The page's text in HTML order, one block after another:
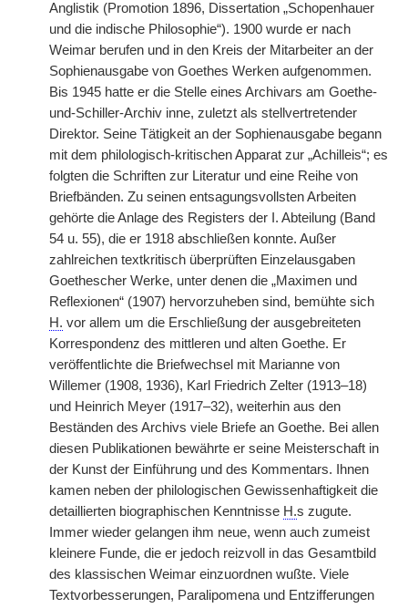
Anglistik (Promotion 1896, Dissertation „Schopenhauer
und die indische Philosophie“). 1900 wurde er nach
Weimar berufen und in den Kreis der Mitarbeiter an der
Sophienausgabe von Goethes Werken aufgenommen.
Bis 1945 hatte er die Stelle eines Archivars am Goethe-
und-Schiller-Archiv inne, zuletzt als stellvertretender
Direktor. Seine Tätigkeit an der Sophienausgabe begann
mit dem philologisch-kritischen Apparat zur „Achilleis“; es
folgten die Schriften zur Literatur und eine Reihe von
Briefbänden. Zu seinen entsagungsvollsten Arbeiten
gehörte die Anlage des Registers der I. Abteilung (Band
54 u. 55), die er 1918 abschließen konnte. Außer
zahlreichen textkritisch überprüften Einzelausgaben
Goethescher Werke, unter denen die „Maximen und
Reflexionen“ (1907) hervorzuheben sind, bemühte sich
H. vor allem um die Erschließung der ausgebreiteten
Korrespondenz des mittleren und alten Goethe. Er
veröffentlichte die Briefwechsel mit Marianne von
Willemer (1908, 1936), Karl Friedrich Zelter (1913–18)
und Heinrich Meyer (1917–32), weiterhin aus den
Beständen des Archivs viele Briefe an Goethe. Bei allen
diesen Publikationen bewährte er seine Meisterschaft in
der Kunst der Einführung und des Kommentars. Ihnen
kamen neben der philologischen Gewissenhaftigkeit die
detaillierten biographischen Kenntnisse H.s zugute.
Immer wieder gelangen ihm neue, wenn auch zumeist
kleinere Funde, die er jedoch reizvoll in das Gesamtbild
des klassischen Weimar einzuordnen wußte. Viele
Textvorbesserungen, Paralipomena und Entzifferungen